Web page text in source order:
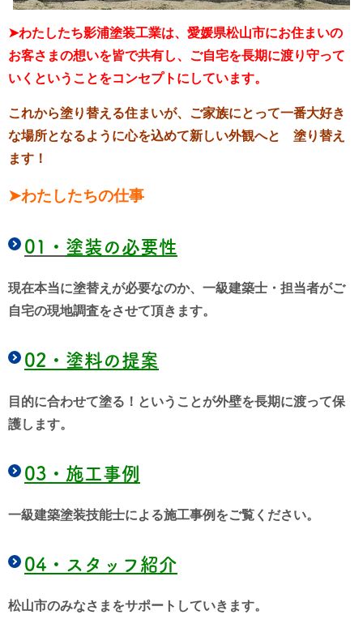
➤わたしたち影浦塗装工業は、愛媛県松山市にお住まいの
お客さまの想いを皆で共有し、 ご自宅を長期に渡り守って
いくということをコンセプトにしています。
これから塗り替える住まいが、ご家族にとって一番大好き
な場所となるように心を込めて新しい外観へと 塗り替え
ます！
➤わたしたちの仕事
01・ 塗装の必要性
現在本当に塗替えが必要なのか、一級建築士・担当者がご
自宅の現地調査をさせて頂きます。
02・ 塗料の提案
目的に合わせて塗る！ということが外壁を長期に渡って保
護します。
03・ 施工事例
一級建築塗装技能士による施工事例をご覧ください。
04・ スタッフ紹介
松山市のみなさまをサポートしていきます。